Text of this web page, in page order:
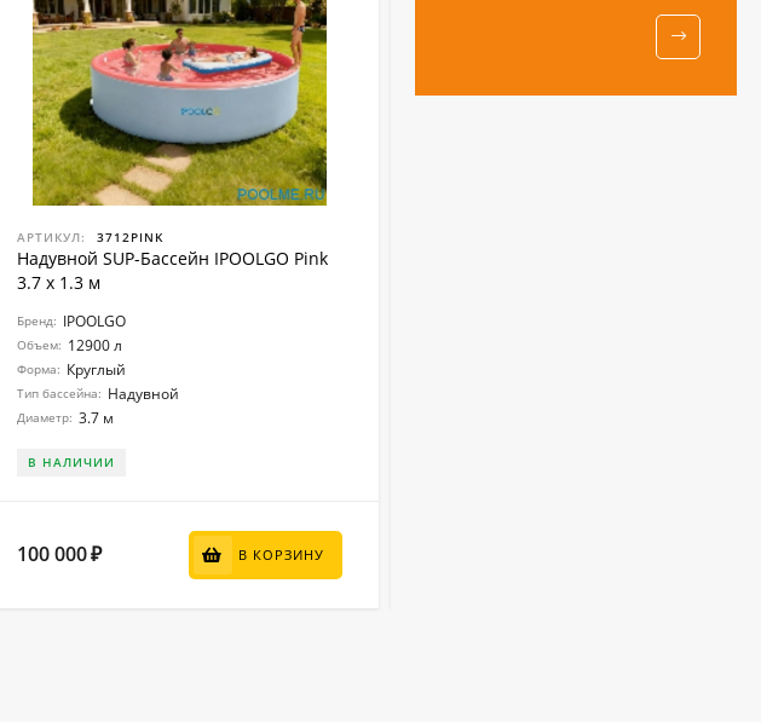
АРТИКУЛ: 3712PINK
Надувной SUP-Бассейн IPOOLGO Pink
3.7 x 1.3 м
Бренд: IPOOLGO
Объем: 12900 л
Форма: Круглый
Тип бассейна: Надувной
Диаметр: 3.7 м
В НАЛИЧИИ
100 000₽ В КОРЗИНУ